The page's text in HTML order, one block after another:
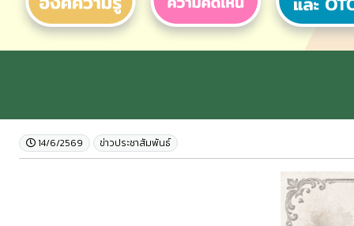
14/6/2569 ข่าวประชาสัมพันธ์